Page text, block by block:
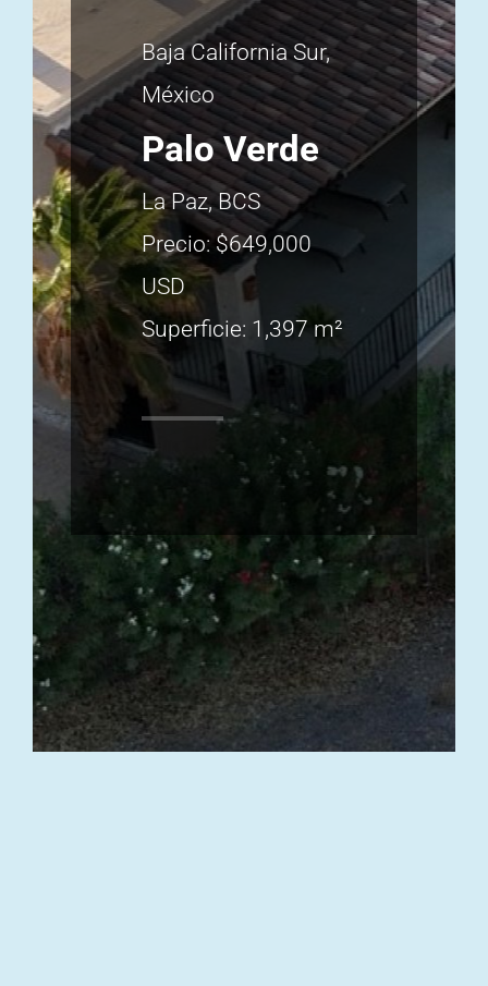
Baja California Sur,
México
Palo Verde
La Paz, BCS
Precio: $649,000
USD
Superficie: 1,397 m²